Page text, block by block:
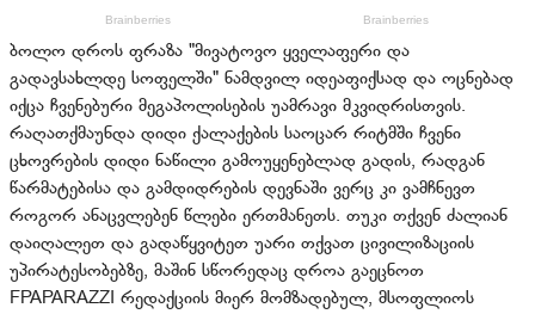
ბოლო დროს ფრაზა "მივატოვო ყველაფერი და
გადავსახლდე სოფელში" ნამდვილ იდეაფიქსად და ოცნებად
იქცა ჩვენებური მეგაპოლისების უამრავი მკვიდრისთვის.
რაღათქმაუნდა დიდი ქალაქების საოცარ რიტმში ჩვენი
ცხოვრების დიდი ნაწილი გამოუყენებლად გადის, რადგან
წარმატებისა და გამდიდრების დევნაში ვერც კი ვამჩნევთ
როგორ ანაცვლებენ წლები ერთმანეთს. თუკი თქვენ ძალიან
დაიღალეთ და გადაწყვიტეთ უარი თქვათ ცივილიზაციის
უპირატესობებზე, მაშინ სწორედაც დროა გაეცნოთ
FPAPARAZZI რედაქციის მიერ მომზადებულ, მსოფლიოს